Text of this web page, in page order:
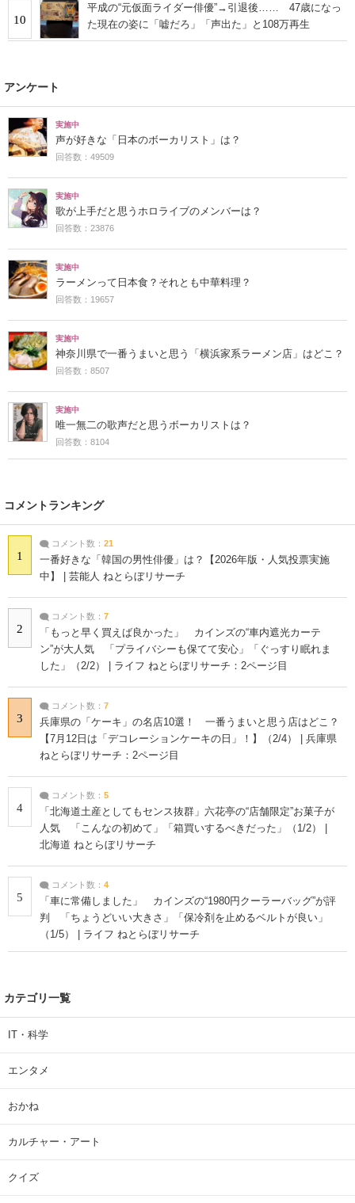
10
平成の“元仮面ライダー俳優”→引退後…… 47歳になっ
た現在の姿に「嘘だろ」「声出た」と108万再生
アンケート
実施中
声が好きな「日本のボーカリスト」は？
回答数：49509
実施中
歌が上手だと思うホロライブのメンバーは？
回答数：23876
実施中
ラーメンって日本食？それとも中華料理？
回答数：19657
実施中
神奈川県で一番うまいと思う「横浜家系ラーメン店」はどこ？
回答数：8507
実施中
唯一無二の歌声だと思うボーカリストは？
回答数：8104
コメントランキング
1
コメント数： 21
一番好きな「韓国の男性俳優」は？【2026年版・人気投票実施
中】 | 芸能人 ねとらぼリサーチ
2
コメント数： 7
「もっと早く買えば良かった」 カインズの“車内遮光カーテ
ン”が大人気 「プライバシーも保てて安心」「ぐっすり眠れま
した」（2/2） | ライフ ねとらぼリサーチ：2ページ目
3
コメント数： 7
兵庫県の「ケーキ」の名店10選！ 一番うまいと思う店はどこ？
【7月12日は「デコレーションケーキの日」！】（2/4） | 兵庫県
ねとらぼリサーチ：2ページ目
4
コメント数： 5
「北海道土産としてもセンス抜群」六花亭の“店舗限定”お菓子が
人気 「こんなの初めて」「箱買いするべきだった」（1/2） |
北海道 ねとらぼリサーチ
5
コメント数： 4
「車に常備しました」 カインズの“1980円クーラーバッグ”が評
判 「ちょうどいい大きさ」「保冷剤を止めるベルトが良い」
（1/5） | ライフ ねとらぼリサーチ
カテゴリ一覧
IT・科学
エンタメ
おかね
カルチャー・アート
クイズ